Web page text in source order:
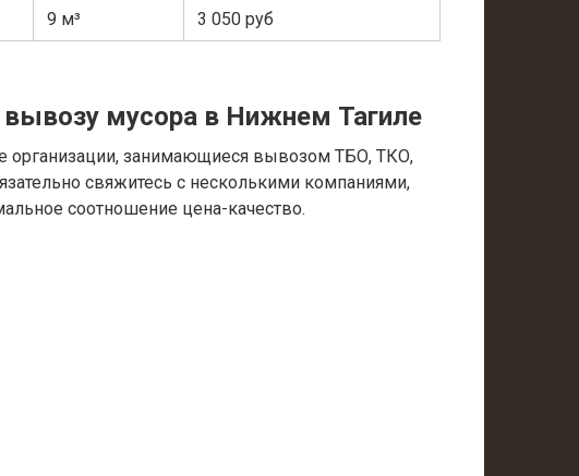
9 м³ 3 050 руб
вывозу мусора в Нижнем Тагиле
организации, занимающиеся вывозом ТБО, ТКО,
свяжитесь с несколькими компаниями,
соотношение цена-качество.